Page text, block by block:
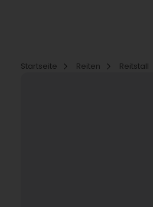
Startseite
Reiten Reitstall